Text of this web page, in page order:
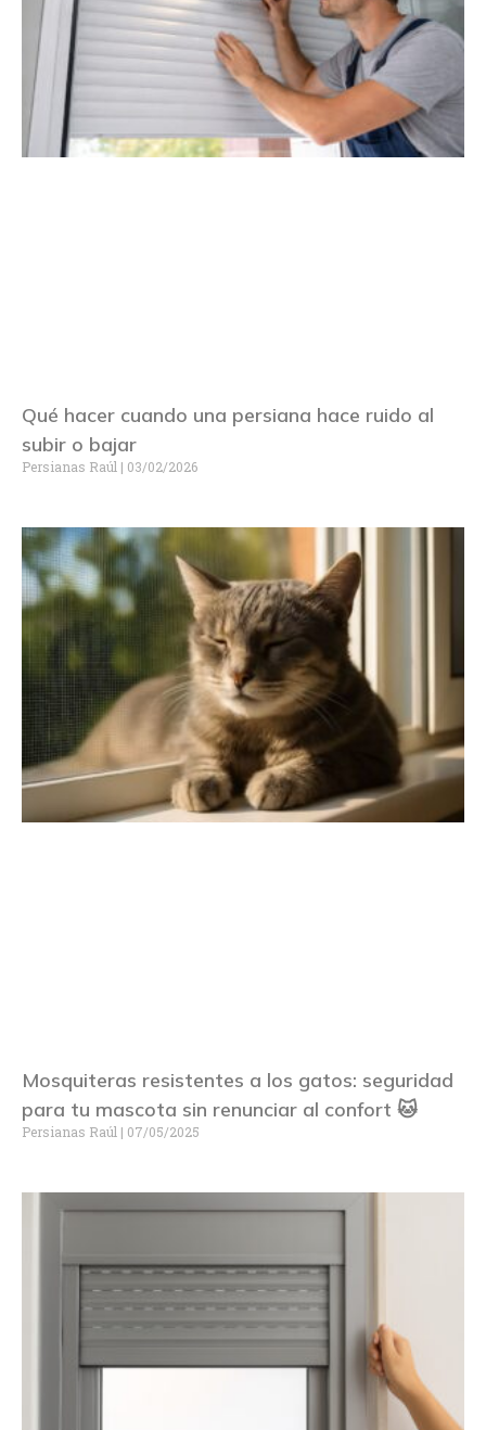
Qué hacer cuando una persiana hace ruido al
subir o bajar
Persianas Raúl 03/02/2026
Mosquiteras resistentes a los gatos: seguridad
para tu mascota sin renunciar al confort 🐱
Persianas Raúl 07/05/2025